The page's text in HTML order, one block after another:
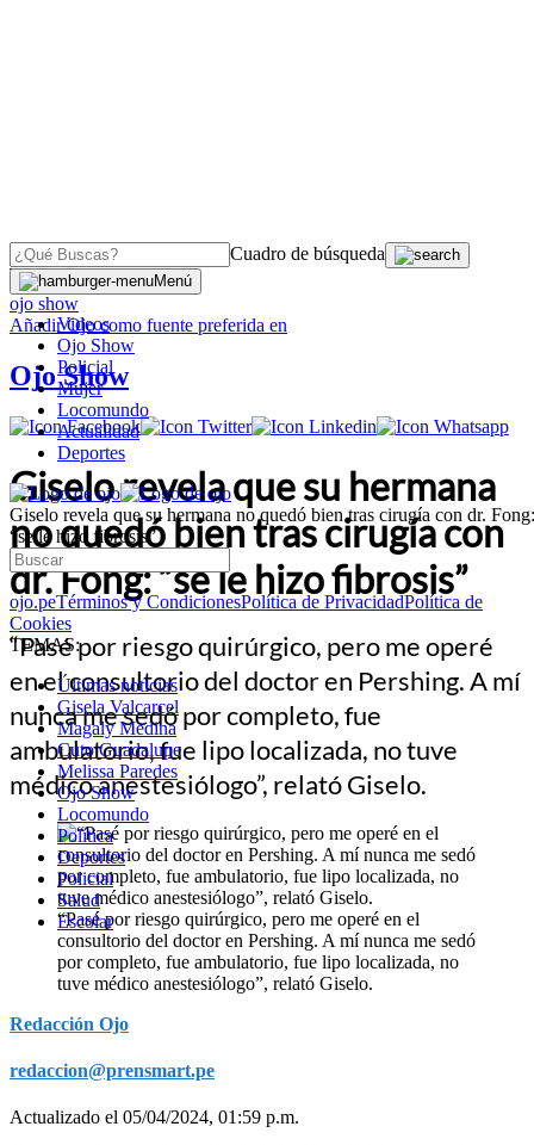
Cuadro de búsqueda
Menú
Videos
Ojo Show
Policial
Mujer
Locomundo
Actualidad
Deportes
Giselo revela que su hermana no quedó bien tras cirugía con dr. Fong:
“se le hizo fibrosis”
ojo.peTérminos y CondicionesPolítica de PrivacidadPolítica de
Cookies
TEMAS:
Últimas noticias
Gisela Valcarcel
Magaly Medina
Cuto Guadalupe
Melissa Paredes
Ojo Show
Locomundo
Política
Deportes
Policial
Salud
Escolar
OJO
ojo show
AñadirOjocomo fuente preferida en
Ojo Show
Giselo revela que su hermana
no quedó bien tras cirugía con
dr. Fong: “se le hizo fibrosis”
“Pasé por riesgo quirúrgico, pero me operé
en el consultorio del doctor en Pershing. A mí
nunca me sedó por completo, fue
ambulatorio, fue lipo localizada, no tuve
médico anestesiólogo”, relató Giselo.
“Pasé por riesgo quirúrgico, pero me operé en el
consultorio del doctor en Pershing. A mí nunca me sedó
por completo, fue ambulatorio, fue lipo localizada, no
tuve médico anestesiólogo”, relató Giselo.
Redacción Ojo
redaccion@prensmart.pe
Actualizado el 05/04/2024, 01:59 p.m.